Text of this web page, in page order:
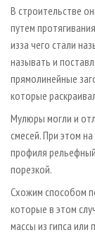
В строительстве
путем
из­за чего стали
называть и
прямолинейные
которые
Мулюры могли и
смесей. При этом
профиля
порезкой.
Схожим способом
которые в этом
массы из гипса